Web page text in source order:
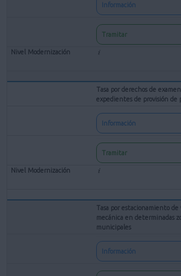
Información
Tramitar
Tasa por derechos de
expedientes de provisión de
Información
Tramitar
Tasa por estacionamiento
mecánica en determinadas
municipales
Información